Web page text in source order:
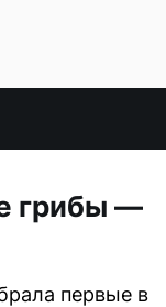
грибы —
первые в